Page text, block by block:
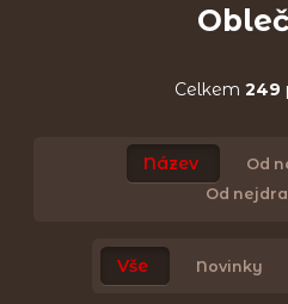
Celkem 249
Název
Od
Od
Vše Novinky